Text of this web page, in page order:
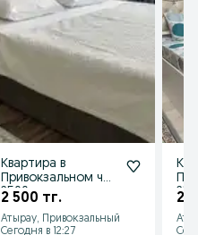
Квартира в
Привокзальном час
2500
2 500 тг.
Атырау, Привокзальный
Сегодня в 12:27
2